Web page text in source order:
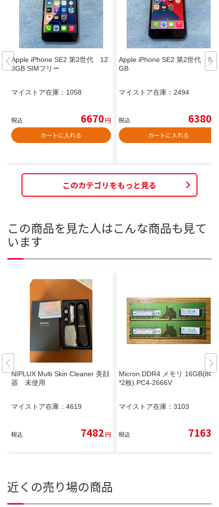
Apple iPhone SE2 第2世代 12
8GB SIMフリー
マイストア在庫： 1058
税込 6670円
カートに入れる
Apple iPhone SE2 第2世代 64
GB
マイストア在庫： 2494
税込 6380
カートに入れる
このカテゴリをもっと見る
この商品を見た人はこんな商品も見て
います
NIPLUX Multi Skin Cleaner 美顔
器 未使用
マイストア在庫： 4619
税込 7482円
Micron DDR4 メモリ 16GB(8GB
*2枚) PC4-2666V
マイストア在庫： 3103
税込 7163
近くの売り場の商品